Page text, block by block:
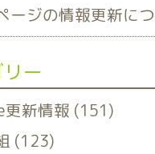
ージの情報更新に
ー
更新情報 (151)
(123)